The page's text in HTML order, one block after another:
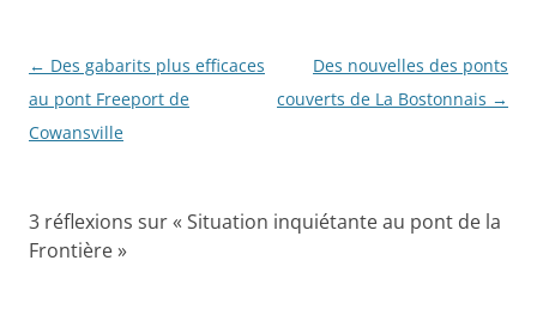
N
a
v
a
← Des gabarits plus efficaces
au pont Freeport de
Cowansville
Des nouvelles des ponts
couverts de La Bostonnais →
3 réflexions sur « Situation inquiétante au pont de la
Frontière»